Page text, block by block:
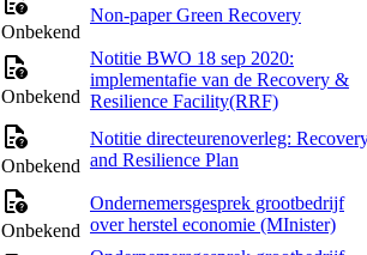
Onbekend
Non-paper Green Recovery
Onbekend
Notitie BWO 18 sep 2020:
implementafie van de Recovery &
Resilience Facility(RRF)
Onbekend
Notitie directeurenoverleg:
and Resilience Plan
Onbekend
Ondernemersgesprek grootbedrijf
over herstel economie (MInister)